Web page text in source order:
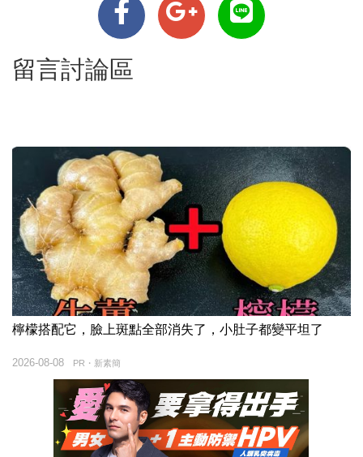
留言討論區
檸檬搭配它，臉上斑點全部消失了，小肚子都變平坦了
PR・新素簡
2026-08-08